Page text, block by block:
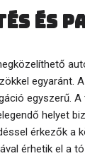
és
egyaránt.
egyszerű.
helyet
érkezők a
érhetik el a